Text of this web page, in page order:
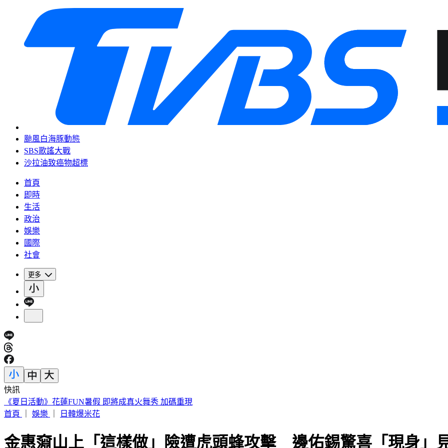
颱風白海豚動態
SBS歌謠大戰
沙拉油致癌物超標
首頁
即時
生活
政治
娛樂
國際
社會
更多
快訊
188萬《龍藏經》賣掉了！大戶不甩7折 店員爆「付現買原價」
首頁
娛樂 日韓爆米花
金惠奫山上「這樣做」險遭虎頭蜂攻擊 邊佑錫驚喜「現身」